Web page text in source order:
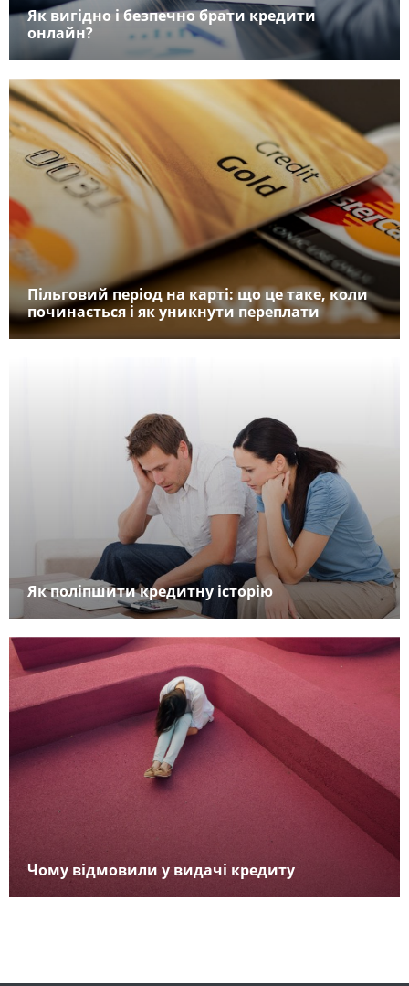
Як вигідно і безпечно брати кредити
онлайн?
Пільговий період на карті: що це таке, коли
починається і як уникнути переплати
Як поліпшити кредитну історію
Чому відмовили у видачі кредиту